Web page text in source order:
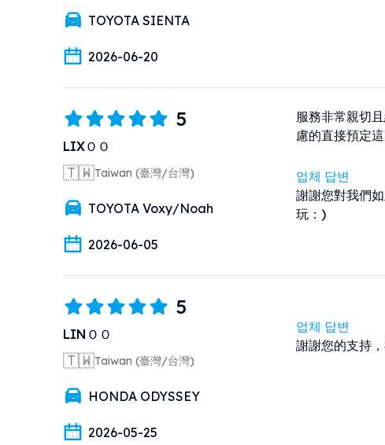
TOYOTA SIENTA
2026-06-20
5
LIXＯＯ
🇹🇼Taiwan (臺灣/台灣)
TOYOTA Voxy/Noah
2026-06-05
服務非常親切
慮的直接預定
업체 답변
謝謝您對我們
玩：)
5
LINＯＯ
🇹🇼Taiwan (臺灣/台灣)
HONDA ODYSSEY
2026-05-25
업체 답변
謝謝您的支持